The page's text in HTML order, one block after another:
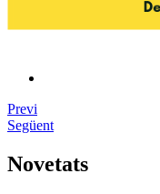
Previ
Següent
Novetats